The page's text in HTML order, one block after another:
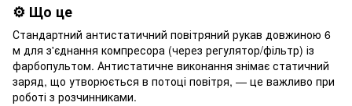
⚙️ Що це
Стандартний антистатичний повітряний рукав довжиною 6
м для з'єднання компресора (через регулятор/фільтр) із
фарбопультом. Антистатичне виконання знімає статичний
заряд, що утворюється в потоці повітря, — це важливо при
роботі з розчинниками.